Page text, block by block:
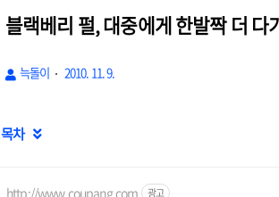
블랙베리 펄, 대중에게 한발짝 더 다
늑돌이 2010. 11. 9.
목차 
http://www.coupang.com 광고